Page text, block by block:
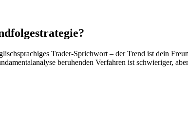
Trader-Sprichwort – der Trend ist dein
beruhenden Verfahren ist schwieriger,